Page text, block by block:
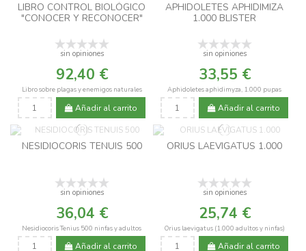
LIBRO CONTROL BIOLÓGICO
"CONOCER Y RECONOCER"
sin opiniones
92,40 €
Libro sobre plagas y enemigos naturales
Añadir al carrito
APHIDOLETES APHIDIMIZA
1.000 BLISTER
sin opiniones
33,55 €
Aphidoletes aphidimyza, 1.000 pupas
Añadir al carrito
NESIDIOCORIS TENUIS 500
sin opiniones
36,04 €
Nesidiocoris Tenius 500 ninfas y adultos
Añadir al carrito
ORIUS LAEVIGATUS 1.000
sin opiniones
25,74 €
Orius laevigatus (1.000 adultos y ninfas)
Añadir al carrito